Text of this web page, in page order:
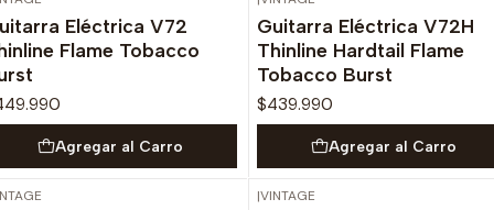
Eléctrica V72
Flame Tobacco
Agregar al Carro
Guitarra Eléctrica V72H
Thinline Hardtail Flame
Tobacco Burst
$439.990
Agregar al Carro
|VINTAGE